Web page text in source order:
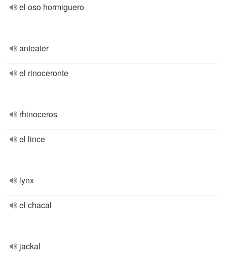
el oso hormiguero
anteater
el rinoceronte
rhinoceros
el lince
lynx
el chacal
jackal